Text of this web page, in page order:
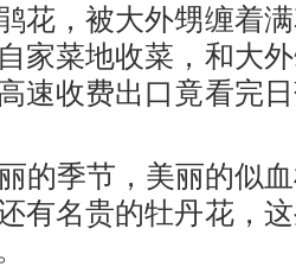
花，被大外甥缠着
家菜地收菜，和大
速收费出口竟看完
的季节，美丽的似
有名贵的牡丹花，